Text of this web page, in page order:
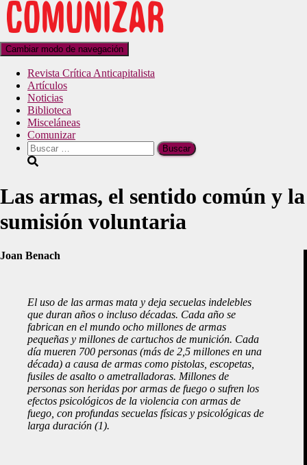
Cambiar modo de navegación
Revista Crítica Anticapitalista
Artículos
Noticias
Biblioteca
Misceláneas
Comunizar
Las armas, el sentido común y la
sumisión voluntaria
Joan Benach
El uso de las armas mata y deja secuelas indelebles
que duran años o incluso décadas. Cada año se
fabrican en el mundo ocho millones de armas
pequeñas y millones de cartuchos de munición. Cada
día mueren 700 personas (más de 2,5 millones en una
década) a causa de armas como pistolas, escopetas,
fusiles de asalto o ametralladoras. Millones de
personas son heridas por armas de fuego o sufren los
efectos psicológicos de la violencia con armas de
fuego, con profundas secuelas físicas y psicológicas de
larga duración (1).